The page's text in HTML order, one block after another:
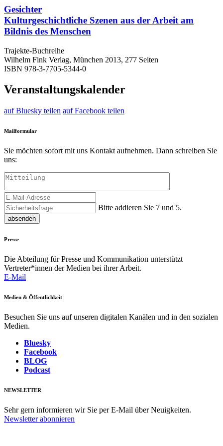
Gesichter
Kulturgeschichtliche Szenen aus der Arbeit am
Bildnis des Menschen
Trajekte-Buchreihe
Wilhelm Fink Verlag, München 2013, 277 Seiten
ISBN 978-3-7705-5344-0
Veranstaltungskalender
auf Bluesky teilen auf Facebook teilen
Mailformular
Sie möchten sofort mit uns Kontakt aufnehmen. Dann schreiben Sie
uns:
Bitte addieren Sie 7 und 5.
absenden
Presse
Die Abteilung für Presse und Kommunikation unterstützt
Vertreter*innen der Medien bei ihrer Arbeit.
E-Mail
Medien & Öffentlichkeit
Besuchen Sie uns auf unseren digitalen Kanälen und in den sozialen
Medien.
Bluesky
Facebook
BLOG
Podcast
NEWSLETTER
Sehr gern informieren wir Sie per E-Mail über Neuigkeiten.
Newsletter abonnieren